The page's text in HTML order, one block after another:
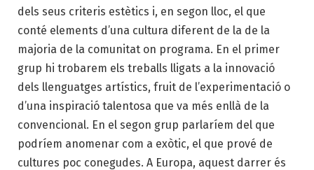
dels seus criteris estètics i, en segon lloc, el que
conté elements d’una cultura diferent de la de la
majoria de la comunitat on programa. En el primer
grup hi trobarem els treballs lligats a la innovació
dels llenguatges artístics, fruit de l’experimentació o
d’una inspiració talentosa que va més enllà de la
convencional. En el segon grup parlaríem del que
podríem anomenar com a exòtic, el que prové de
cultures poc conegudes. A Europa, aquest darrer és